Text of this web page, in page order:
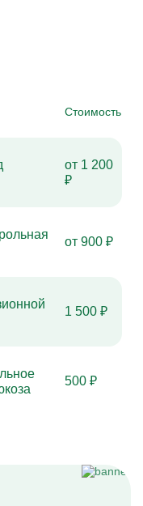
Стоимость
от 1 200
₽
от 900 ₽
1 500 ₽
500 ₽